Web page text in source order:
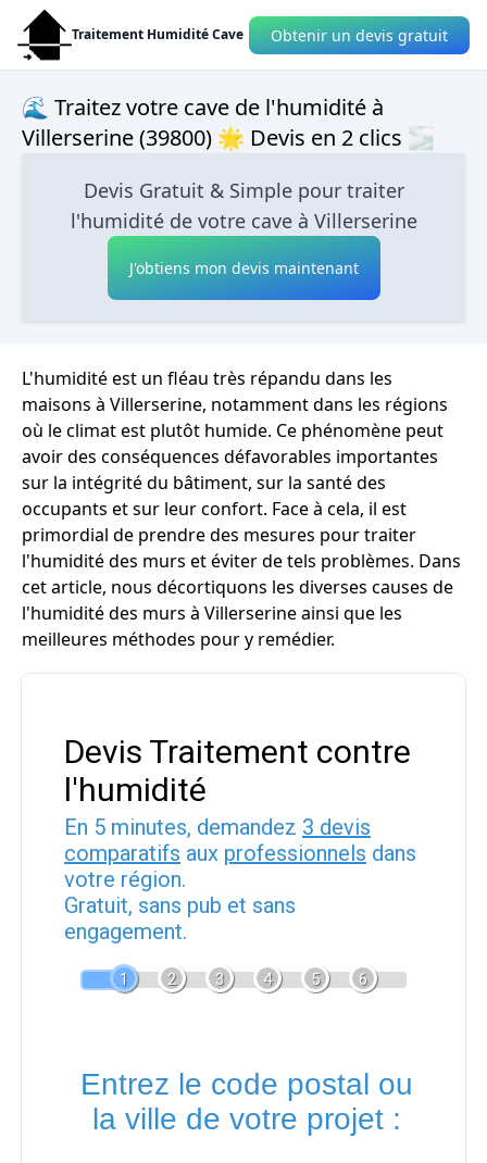
Traitement Humidité Cave Obtenir un devis gratuit
🌊 Traitez votre cave de l'humidité à
Villerserine (39800) 🌟 Devis en 2 clics 🌫
Devis Gratuit & Simple pour traiter
l'humidité de votre cave à Villerserine
J'obtiens mon devis maintenant
L'humidité est un fléau très répandu dans les
maisons à Villerserine, notamment dans les régions
où le climat est plutôt humide. Ce phénomène peut
avoir des conséquences défavorables importantes
sur la intégrité du bâtiment, sur la santé des
occupants et sur leur confort. Face à cela, il est
primordial de prendre des mesures pour traiter
l'humidité des murs et éviter de tels problèmes. Dans
cet article, nous décortiquons les diverses causes de
l'humidité des murs à Villerserine ainsi que les
meilleures méthodes pour y remédier.
Devis Traitement contre
l'humidité
En 5 minutes, demandez 3 devis
comparatifs aux professionnels dans
votre région.
Gratuit, sans pub et sans
engagement.
1 2 3 4 5 6
Entrez le code postal ou
la ville de votre projet :